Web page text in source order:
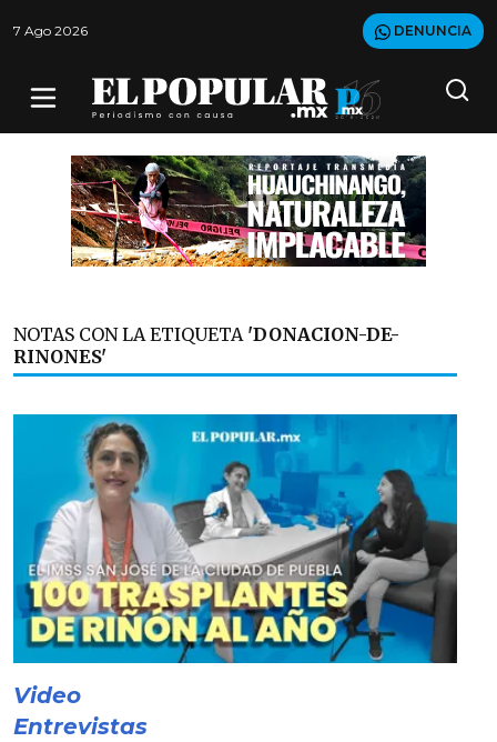
7 Ago 2026 DENUNCIA
NOTAS CON LA ETIQUETA 'DONACION-DE-
RINONES'
Video
Entrevistas